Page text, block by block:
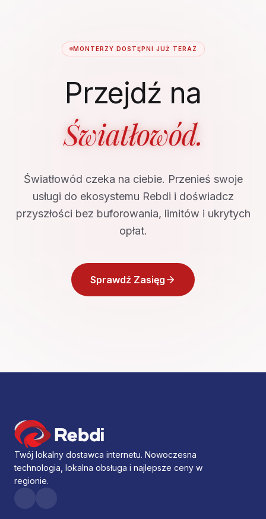
MONTERZY DOSTĘPNI JUŻ TERAZ
Przejdź na
Światłowód.
Światłowód czeka na ciebie. Przenieś swoje
usługi do ekosystemu Rebdi i doświadcz
przyszłości bez buforowania, limitów i ukrytych
opłat.
Sprawdź Zasięg
Twój lokalny dostawca internetu. Nowoczesna
technologia, lokalna obsługa i najlepsze ceny w
regionie.